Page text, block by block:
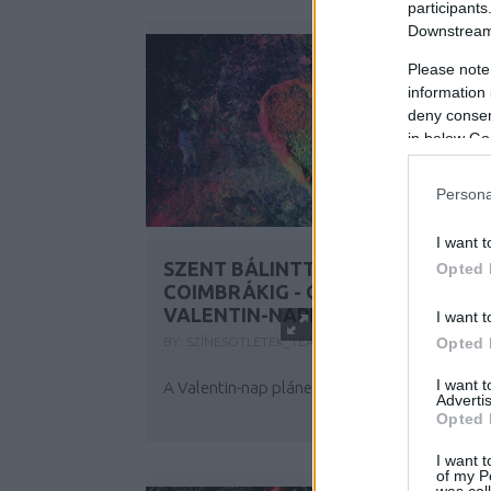
Please
information
deny
in below
I want
Opted
I want
Opted
I want
Opted
I want
of my
SZENT BÁLINTTÓL AZ ÁTKOZOTT
COIMBRÁKIG - GONDOLATFOLYAM
VALENTIN-NAPRA
SZÍNESÖTLETEK_TEAM
A Valentin-nap pláne Magyarországon...